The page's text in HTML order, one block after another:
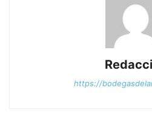
https://